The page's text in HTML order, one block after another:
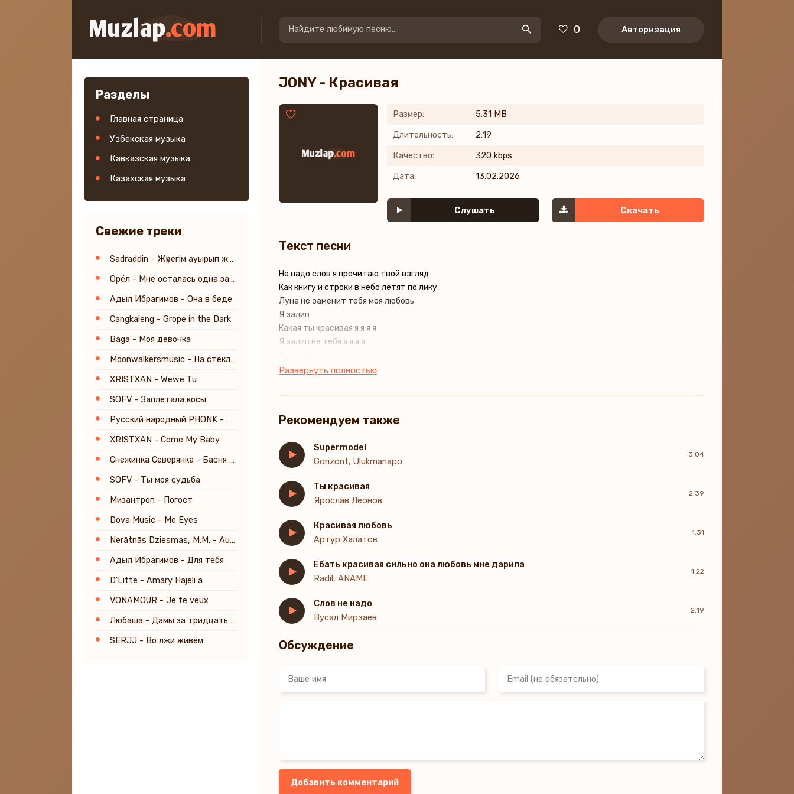
0 Авторизация
Разделы
Главная страница
Узбекская музыка
Кавказская музыка
Казахская музыка
Свежие треки
Sadraddin - Жүрегім ауырып жатыр
Орёл - Мне осталась одна забава
Адыл Ибрагимов - Она в беде
Cangkaleng - Grope in the Dark
Baga - Моя девочка
Moonwalkersmusic - На стекле мой след тает под дождём
XRISTXAN - Wewe Tu
SOFV - Заплетала косы
Русский народный PHONK - Мама Russia
XRISTXAN - Come My Baby
Снежинка Северянка - Басня Воробьи и соловей
SOFV - Ты моя судьба
Мизантроп - Погост
Dova Music - Me Eyes
Nerātnās Dziesmas, M.M. - Augusts
Адыл Ибрагимов - Для тебя
D'Litte - Amary Hajeli a
VONAMOUR - Je te veux
Любаша - Дамы за тридцать хотят влюбиться
SERJJ - Во лжи живём
JONY - Красивая
Размер: 5.31 MB
Длительность: 2:19
Качество: 320 kbps
Дата: 13.02.2026
Слушать Скачать
Текст песни
Не надо слов я прочитаю твой взгляд
Как книгу и строки в небо летят по лику
Луна не заменит тебя моя любовь
Я залип
Какая ты красивая я я я я
Я залип не тебя я я я я
Буду жить ради неё
Я залип не тебя я я я я
Буду жить ради неё
Развернуть полностью
Рекомендуем также
Supermodel
Gorizont, Ulukmanapo
3:04
Ты красивая
Ярослав Леонов
2:39
Красивая любовь
Артур Халатов
1:31
Ебать красивая сильно она любовь мне дарила
Radil, ANAME
1:22
Слов не надо
Вусал Мирзаев
2:19
Обсуждение
Добавить комментарий